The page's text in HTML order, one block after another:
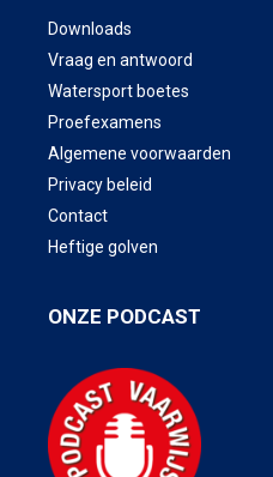
Downloads
Vraag en antwoord
Watersport boetes
Proefexamens
Algemene voorwaarden
Privacy beleid
Contact
Heftige golven
ONZE PODCAST